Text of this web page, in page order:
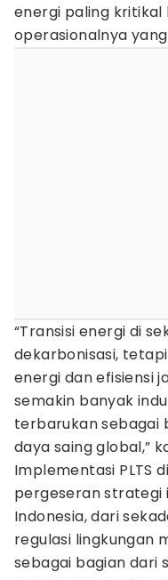
energi paling
operasionalnya
“Transisi energi di
dekarbonisasi,
energi dan efisiensi
semakin banyak
terbarukan sebagai
daya saing global,”
Implementasi PLTS
pergeseran strategi
Indonesia, dari
regulasi lingkungan
sebagai bagian dari